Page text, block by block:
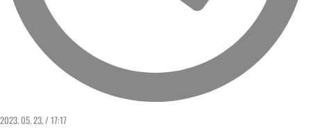
2023. 05. 23. / 17:17